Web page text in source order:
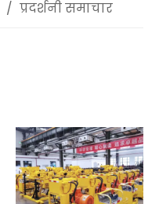
/ प्रदर्शनी समाचार